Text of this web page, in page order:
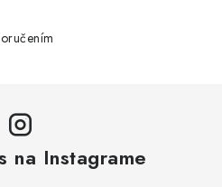
na Instagrame